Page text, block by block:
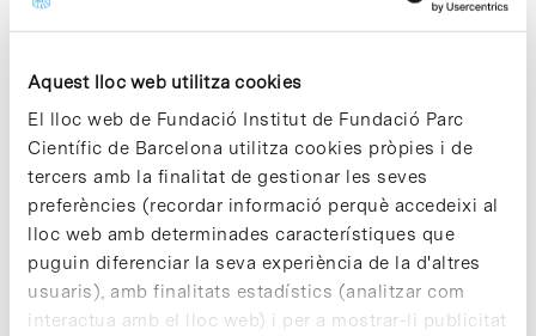
Aquest lloc web utilitza cookies
El lloc web de Fundació Institut de Fundació Parc
Científic de Barcelona utilitza cookies pròpies i de
tercers amb la finalitat de gestionar les seves
preferències (recordar informació perquè accedeixi al
lloc web amb determinades característiques que
puguin diferenciar la seva experiència de la d'altres
usuaris), amb finalitats estadístics (analitzar com
interactua amb el lloc web) i per a mostrar-li publicitat
Sorry, no results were found.
Please try again with different keywords.